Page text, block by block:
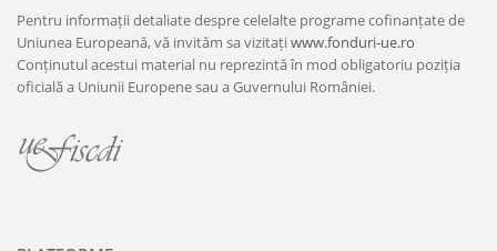
Pentru informații detaliate despre celelalte programe cofinanțate de
Uniunea Europeană, vă invităm sa vizitațiwww.fonduri-ue.ro
Conținutul acestui material nu reprezintă în mod obligatoriu poziția
oficială a Uniunii Europene sau a Guvernului României.